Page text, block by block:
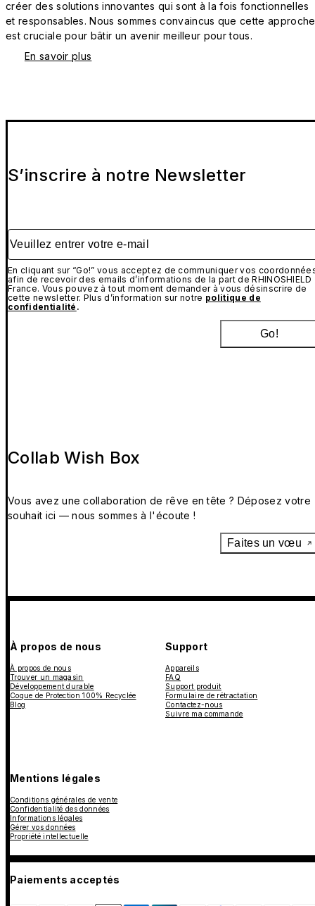
créer des solutions innovantes qui sont à la fois fonctionnelles
et responsables. Nous sommes convaincus que cette approche
est cruciale pour bâtir un avenir meilleur pour tous.
En savoir plus
S’inscrire à notre Newsletter
Veuillez entrer votre e-mail
En cliquant sur “Go!” vous acceptez de communiquer vos
afin de recevoir des emails d’informations de la part de RHINOSHIELD
France. Vous pouvez à tout moment demander à vous désinscrire de
cette newsletter. Plus d’information sur notre politique de
confidentialité .
Go!
Collab Wish Box
Vous avez une collaboration de rêve en tête ? Déposez votre
souhait ici — nous sommes à l'écoute !
Faites un vœu
À propos de nous
À propos de nous
Trouver un magasin
Développement durable
Coque de Protection 100% Recyclée
Blog
Support
Appareils
FAQ
Support produit
Formulaire de rétractation
Contactez-nous
Suivre ma commande
Mentions légales
Conditions générales de vente
Confidentialité des données
Informations légales
Gérer vos données
Propriété intellectuelle
Paiements acceptés